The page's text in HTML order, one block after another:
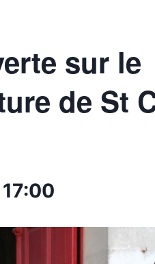
sur le
de St
17:00